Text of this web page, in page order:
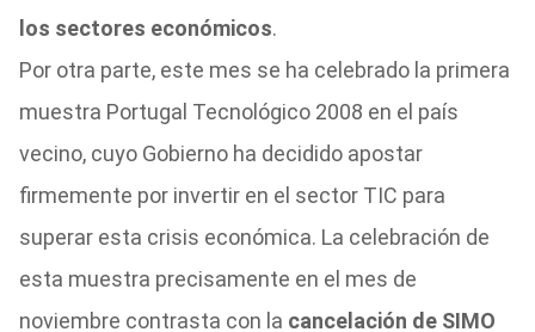
los sectores económicos.
Por otra parte, este mes se ha celebrado la primera
muestra Portugal Tecnológico 2008 en el país
vecino, cuyo Gobierno ha decidido apostar
firmemente por invertir en el sector TIC para
superar esta crisis económica. La celebración de
esta muestra precisamente en el mes de
noviembre contrasta con la cancelación de SIMO